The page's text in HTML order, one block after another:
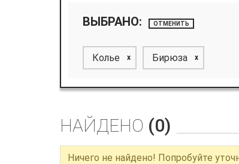
ВЫБРАНО: ОТМЕНИТЬ
Колье x Бирюза x
НАЙДЕНО (0)
Ничего не найдено! Попробуйте